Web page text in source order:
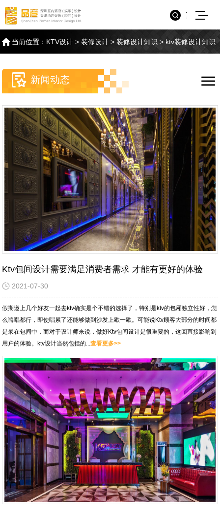
当前位置： KTV设计 >装修设计 >装修设计知识 >ktv装修设计知识
新闻动态
Ktv包间设计需要满足消费者需求 才能有更好的体验
2021-07-30
假期邀上几个好友一起去ktv确实是个不错的选择了，特别是ktv的包厢独立性好，怎
么嗨唱都行，即使唱累了还能够做到沙发上歇一歇。可能说Ktv顾客大部分的时间都
是呆在包间中，而对于设计师来说，做好Ktv包间设计是很重要的，这回直接影响到
用户的体验。ktv设计当然包括的...查看更多>>